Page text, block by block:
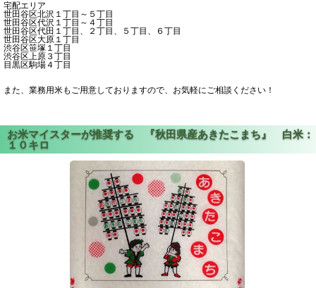
宅配エリア
世田谷区北沢１丁目～５丁目
世田谷区代沢１丁目～４丁目
世田谷区代田１丁目、２丁目、５丁目、６丁目
世田谷区大原１丁目
渋谷区笹塚１丁目
渋谷区上原３丁目
目黒区駒場４丁目
また、業務用米もご用意しておりますので、お気軽にご相談ください！